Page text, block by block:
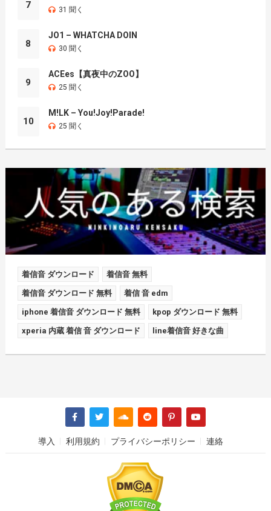
7 31 聞く
8
JO1 – WHATCHA DOIN
30 聞く
9
ACEes【真夜中のZOO】
25 聞く
10
M!LK – You!Joy!Parade!
25 聞く
着信音 ダウンロード 着信音 無料
着信音 ダウンロード 無料 着信 音 edm
iphone 着信音 ダウンロード 無料 kpop ダウンロード 無料
xperia 内蔵 着信 音 ダウンロード line着信音 好きな曲
導入 利用規約 プライバシーポリシー 連絡